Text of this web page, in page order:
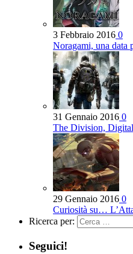
3 Febbraio 2016 0
Noragami, una data
31 Gennaio 2016 0
The Division,
29 Gennaio 2016 0
Curiosità su…
Ricerca per:
Seguici!